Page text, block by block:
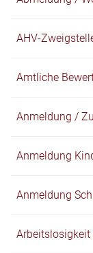
AHV-
Amtliche
Anmeldung /
Anmeldung
Anmeldung
Arbeitslosigkeit